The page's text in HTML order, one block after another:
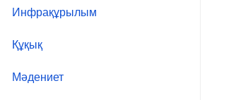
Инфрақұрылым
Құқық
Мәдениет